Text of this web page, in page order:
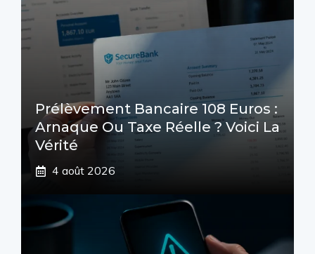
Prélèvement Bancaire 108 Euros :
Arnaque Ou Taxe Réelle ? Voici La
Vérité
4 août 2026